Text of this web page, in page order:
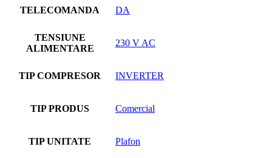
TELECOMANDA DA
TENSIUNE
ALIMENTARE
230 V AC
TIP COMPRESOR INVERTER
TIP PRODUS Comercial
TIP UNITATE Plafon